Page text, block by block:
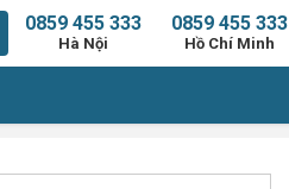
0859 455 333
Hồ Chí Minh
0859 455 333
Hà Nội